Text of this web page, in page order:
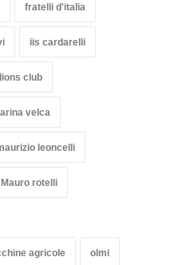
fratelli d'italia
iis cardarelli
lions club
velca
leoncelli
Mauro rotelli
agricole olmi